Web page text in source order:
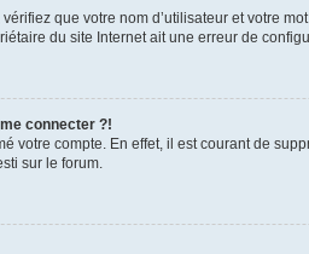
que votre nom d’utilisateur et votre
du site Internet ait une erreur de
connecter ?!
votre compte. En effet, il est courant de
sur le forum.